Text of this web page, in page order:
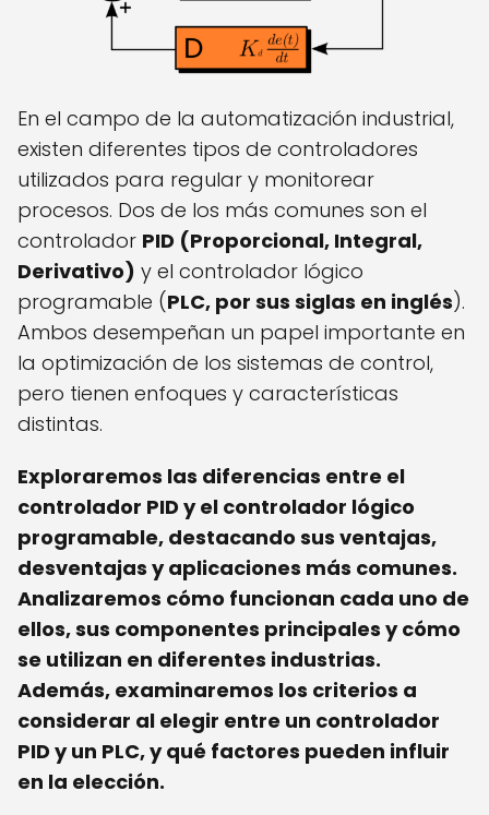
En el campo de la automatización industrial,
existen diferentes tipos de controladores
utilizados para regular y monitorear
procesos. Dos de los más comunes son el
controlador PID (Proporcional, Integral,
Derivativo) y el controlador lógico
programable (PLC, por sus siglas en inglés).
Ambos desempeñan un papel importante en
la optimización de los sistemas de control,
pero tienen enfoques y características
distintas.
Exploraremos las diferencias entre el
controlador PID y el controlador lógico
programable, destacando sus ventajas,
desventajas y aplicaciones más comunes.
Analizaremos cómo funcionan cada uno de
ellos, sus componentes principales y cómo
se utilizan en diferentes industrias.
Además, examinaremos los criterios a
considerar al elegir entre un controlador
PID y un PLC, y qué factores pueden influir
en la elección.